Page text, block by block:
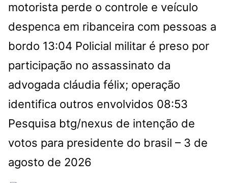
motorista perde o controle e veículo
despenca em ribanceira com pessoas a
bordo 13:04 Policial militar é preso por
participação no assassinato da
advogada cláudia félix; operação
identifica outros envolvidos 08:53
Pesquisa btg/nexus de intenção de
votos para presidente do brasil – 3 de
agosto de 2026